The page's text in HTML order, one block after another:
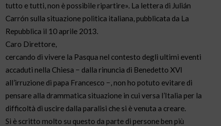
tutto e tutti, non è possibile ripartire». La lettera di Julián
Carrón sulla situazione politica italiana, pubblicata da La
Repubblica il 10 aprile 2013.
Caro Direttore,
cercando di vivere la Pasqua nel contesto degli ultimi eventi
accaduti nella Chiesa − dalla rinuncia di Benedetto XVI
all’irruzione di papa Francesco −, non ho potuto evitare di
pensare alla drammatica situazione in cui versa l’Italia per la
difficoltà di uscire dalla paralisi che si è venuta a creare.
Si è scritto molto su questo da parte di persone ben più